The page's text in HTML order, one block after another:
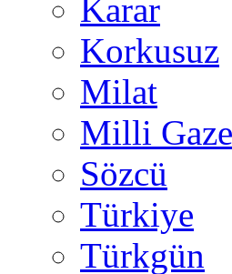
Karar
Korkusuz
Milat
Milli
Sözcü
Türkiye
Türkgün